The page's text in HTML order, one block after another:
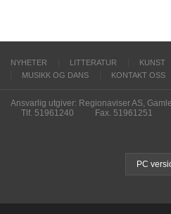
NYHETER LITTERATUR KUNST
MUSIKK OG DANS
KONTAKT OSS
Ansvarlig utgiver: Regionaviser AS,
Tlf. 51961240
Fax. 51961251
PC